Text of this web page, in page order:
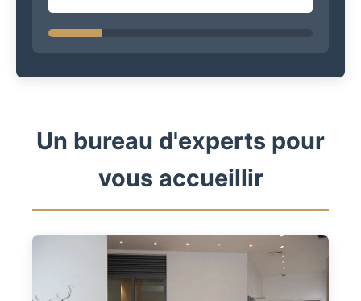
Un bureau d'experts pour
vous accueillir